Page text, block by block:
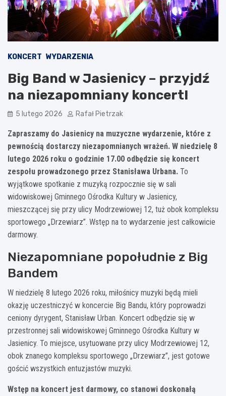
KONCERT WYDARZENIA
Big Band w Jasienicy – przyjdź
na niezapomniany koncert!
5 lutego 2026 Rafał Pietrzak
Zapraszamy do Jasienicy na muzyczne wydarzenie, które z
pewnością dostarczy niezapomnianych wrażeń. W niedzielę 8
lutego 2026 roku o godzinie 17.00 odbędzie się koncert
zespołu prowadzonego przez Stanisława Urbana. To
wyjątkowe spotkanie z muzyką rozpocznie się w sali
widowiskowej Gminnego Ośrodka Kultury w Jasienicy,
mieszczącej się przy ulicy Modrzewiowej 12, tuż obok kompleksu
sportowego „Drzewiarz”. Wstęp na to wydarzenie jest całkowicie
darmowy.
Niezapomniane popołudnie z Big
Bandem
W niedzielę 8 lutego 2026 roku, miłośnicy muzyki będą mieli
okazję uczestniczyć w koncercie Big Bandu, który poprowadzi
ceniony dyrygent, Stanisław Urban. Koncert odbędzie się w
przestronnej sali widowiskowej Gminnego Ośrodka Kultury w
Jasienicy. To miejsce, usytuowane przy ulicy Modrzewiowej 12,
obok znanego kompleksu sportowego „Drzewiarz”, jest gotowe
gościć wszystkich entuzjastów muzyki.
Wstęp na koncert jest darmowy, co stanowi doskonałą